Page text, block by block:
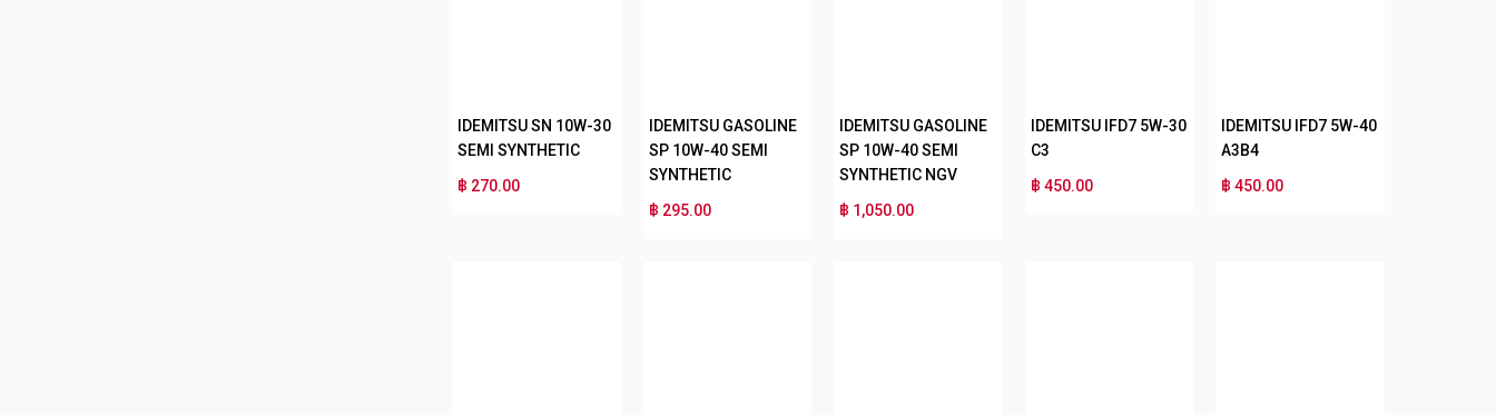
IDEMITSU SN 10W-30
SEMI SYNTHETIC
฿ 270.00
IDEMITSU GASOLINE
SP 10W-40 SEMI
SYNTHETIC
฿ 295.00
IDEMITSU GASOLINE
SP 10W-40 SEMI
SYNTHETIC NGV
฿ 1,050.00
IDEMITSU IFD7 5W-30
C3
฿ 450.00
IDEMITSU IFD7 5W-40
A3B4
฿ 450.00